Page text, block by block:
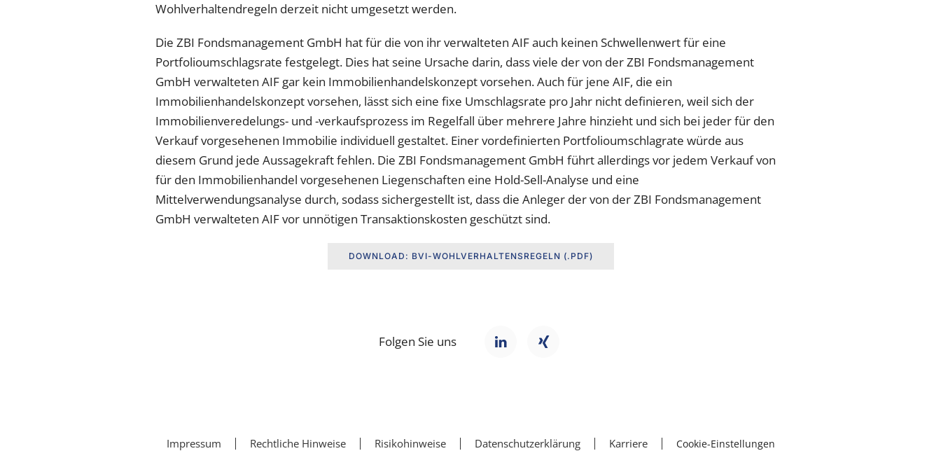
Wohlverhaltendregeln derzeit nicht umgesetzt werden.
Die ZBI Fondsmanagement GmbH hat für die von ihr verwalteten AIF auch keinen Schwellenwert für eine
Portfolioumschlagsrate festgelegt. Dies hat seine Ursache darin, dass viele der von der ZBI Fondsmanagement
GmbH verwalteten AIF gar kein Immobilienhandelskonzept vorsehen. Auch für jene AIF, die ein
Immobilienhandelskonzept vorsehen, lässt sich eine fixe Umschlagsrate pro Jahr nicht definieren, weil sich der
Immobilienveredelungs- und -verkaufsprozess im Regelfall über mehrere Jahre hinzieht und sich bei jeder für den
Verkauf vorgesehenen Immobilie individuell gestaltet. Einer vordefinierten Portfolioumschlagrate würde aus
diesem Grund jede Aussagekraft fehlen. Die ZBI Fondsmanagement GmbH führt allerdings vor jedem Verkauf von
für den Immobilienhandel vorgesehenen Liegenschaften eine Hold-Sell-Analyse und eine
Mittelverwendungsanalyse durch, sodass sichergestellt ist, dass die Anleger der von der ZBI Fondsmanagement
GmbH verwalteten AIF vor unnötigen Transaktionskosten geschützt sind.
DOWNLOAD: BVI-WOHLVERHALTENSREGELN (.PDF)
Folgen Sie uns
Impressum Rechtliche Hinweise Risikohinweise Datenschutzerklärung Karriere Cookie-Einstellungen